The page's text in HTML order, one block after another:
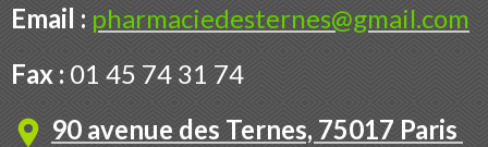
Email : pharmaciedesternes@gmail.com
Fax : 01 45 74 31 74
90 avenue des Ternes, 75017 Paris